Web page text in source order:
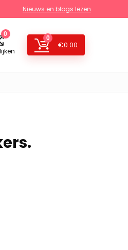
Nieuws en blogs lezen
0
0
€0.00